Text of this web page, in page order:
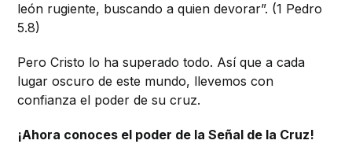
león rugiente, buscando a quien devorar”. (1 Pedro
5.8)
Pero Cristo lo ha superado todo. Así que a cada
lugar oscuro de este mundo, llevemos con
confianza el poder de su cruz.
¡Ahora conoces el poder de la Señal de la Cruz!